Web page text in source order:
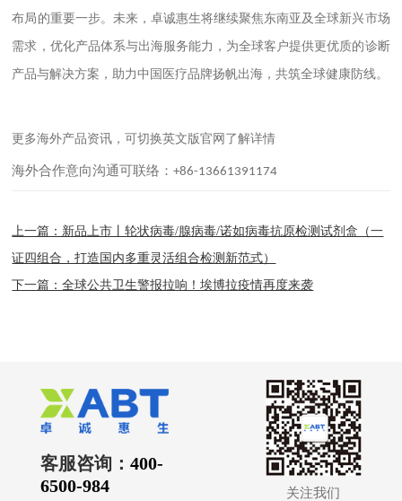
布局的重要一步。未来，卓诚惠生将继续聚焦东南亚及全球新兴市场
需求，优化产品体系与出海服务能力，为全球客户提供更优质的诊断
产品与解决方案，助力中国医疗品牌扬帆出海，共筑全球健康防线。
更多海外产品资讯，可切换英文版官网了解详情
海外合作意向沟通可联络：+86-13661391174
上一篇：新品上市丨轮状病毒/腺病毒/诺如病毒抗原检测试剂盒（一
证四组合，打造国内多重灵活组合检测新范式）
下一篇：全球公共卫生警报拉响！埃博拉疫情再度来袭
客服咨询： 400-
6500-984
关注我们